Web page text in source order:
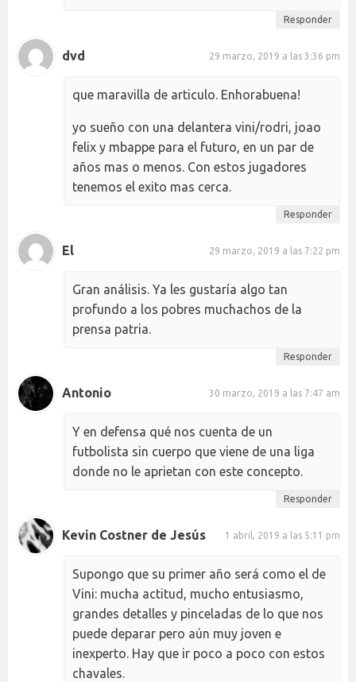
Responder
dvd 29 marzo, 2019 a las 3:36 pm
que maravilla de articulo. Enhorabuena!
yo sueño con una delantera vini/rodri, joao
felix y mbappe para el futuro, en un par de
años mas o menos. Con estos jugadores
tenemos el exito mas cerca.
Responder
El 29 marzo, 2019 a las 7:22 pm
Gran análisis. Ya les gustaría algo tan
profundo a los pobres muchachos de la
prensa patria.
Responder
Antonio 30 marzo, 2019 a las 7:47 am
Y en defensa qué nos cuenta de un
futbolista sin cuerpo que viene de una liga
donde no le aprietan con este concepto.
Responder
Kevin Costner de Jesús 1 abril, 2019 a las 5:11 pm
Supongo que su primer año será como el de
Vini: mucha actitud, mucho entusiasmo,
grandes detalles y pinceladas de lo que nos
puede deparar pero aún muy joven e
inexperto. Hay que ir poco a poco con estos
chavales.